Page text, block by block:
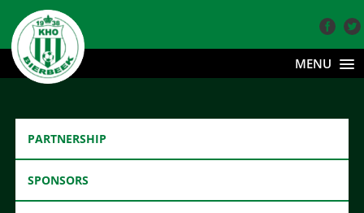
MENU
PARTNERSHIP
SPONSORS